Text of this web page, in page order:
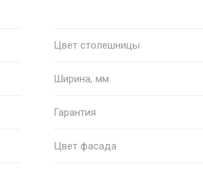
Цвет столешницы
Ширина, мм
Гарантия
Цвет фасада